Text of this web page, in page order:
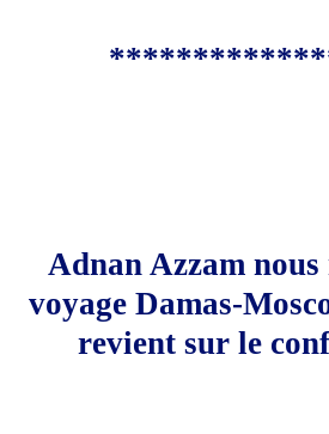
Adnan Azzam nous
voyage Damas-
revient sur le